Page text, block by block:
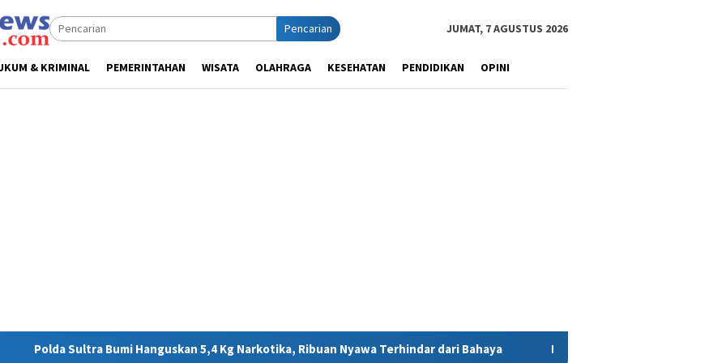
Pencarian JUMAT, 7 AGUSTUS 2026
& KRIMINAL PEMERINTAHAN WISATA OLAHRAGA KESEHATAN PENDIDIKAN OPINI
5,4 Kg Narkotika, Ribuan Nyawa Terhindar dari Bahaya MIND ID Tegaskan Dukungan Penuh Bagi PT Vale di